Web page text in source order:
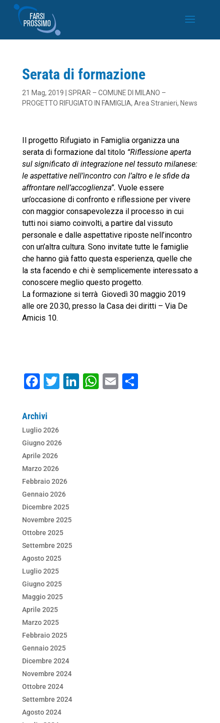
Serata di formazione
21 Mag, 2019
SPRAR – COMUNE DI MILANO –
PROGETTO RIFUGIATO IN FAMIGLIA, Area Stranieri, News
Il progetto Rifugiato in Famiglia organizza una
serata di formazione dal titolo“Riflessione aperta
sul significato di integrazione nel tessuto milanese:
le aspettative nell’incontro con l’altro e le sfide da
affrontare nell’accoglienza”. Vuole essere
un’occasione di confronto e riflessione per vivere
con maggior consapevolezza il processo in cui
tutti noi siamo coinvolti, a partire dal vissuto
personale e dalle aspettative riposte nell’incontro
con un’altra cultura. Sono invitate tutte le famiglie
che hanno già fatto questa esperienza, quelle che
la sta facendo e chi è semplicemente interessato a
conoscere meglio questo progetto.
La formazione si terrà Giovedì 30 maggio 2019
alle ore 20.30, presso la Casa dei diritti – Via De
Amicis 10.
F
c
e
b
o
o
k
T Li W E C
Archivi
Luglio 2026
Giugno 2026
Aprile 2026
Marzo 2026
Febbraio 2026
Gennaio 2026
Dicembre 2025
Novembre 2025
Ottobre 2025
Settembre 2025
Agosto 2025
Luglio 2025
Giugno 2025
Maggio 2025
Aprile 2025
Marzo 2025
Febbraio 2025
Gennaio 2025
Dicembre 2024
Novembre 2024
Ottobre 2024
Settembre 2024
Agosto 2024